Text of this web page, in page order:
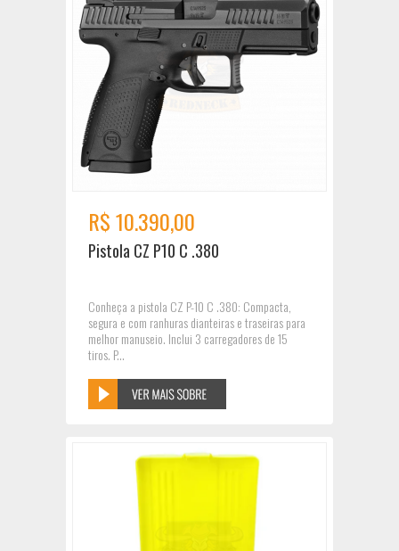
R$ 10.390,00
Pistola CZ P10 C .380
Conheça a pistola CZ P-10 C .380: Compacta,
segura e com ranhuras dianteiras e traseiras para
melhor manuseio. Inclui 3 carregadores de 15
tiros. P...